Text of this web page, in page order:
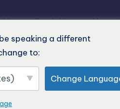
Unsere Produkte
speaking a different
to:
Change